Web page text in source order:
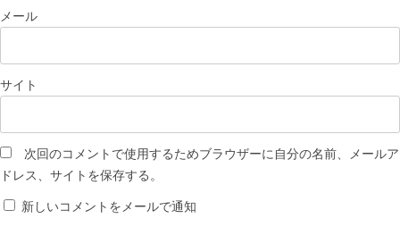
メール
サイト
次回のコメントで使用するためブラウザーに自分の名前、メールア
ドレス、サイトを保存する。
新しいコメントをメールで通知